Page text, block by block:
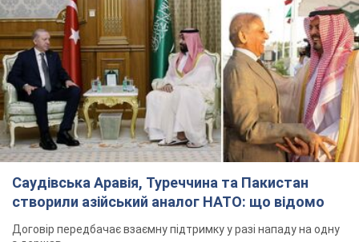
Саудівська Аравія, Туреччина та Пакистан
створили азійський аналог НАТО: що відомо
Договір передбачає взаємну підтримку у разі нападу на одну
з держав
8.08.2026 00:22 4,7 т.
На Прикарпатті після аномальної
спеки пройшла потужна злива:
дороги перетворились на річки.
Відео
курортний Буковель